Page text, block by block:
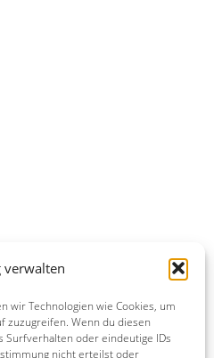
verwalten
wir Technologien wie Cookies, um
zuzugreifen. Wenn du diesen
Surfverhalten oder eindeutige IDs
nicht erteilst oder